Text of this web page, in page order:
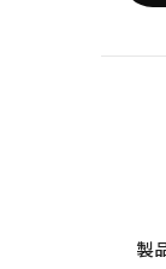
製